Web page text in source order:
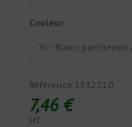
Couleur
Référence 1532210
7,46 €
HT